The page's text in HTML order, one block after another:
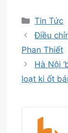
Danh
mục
Tin Tức
Điều
Phan Thiết
Hà Nội
loạt ki ốt